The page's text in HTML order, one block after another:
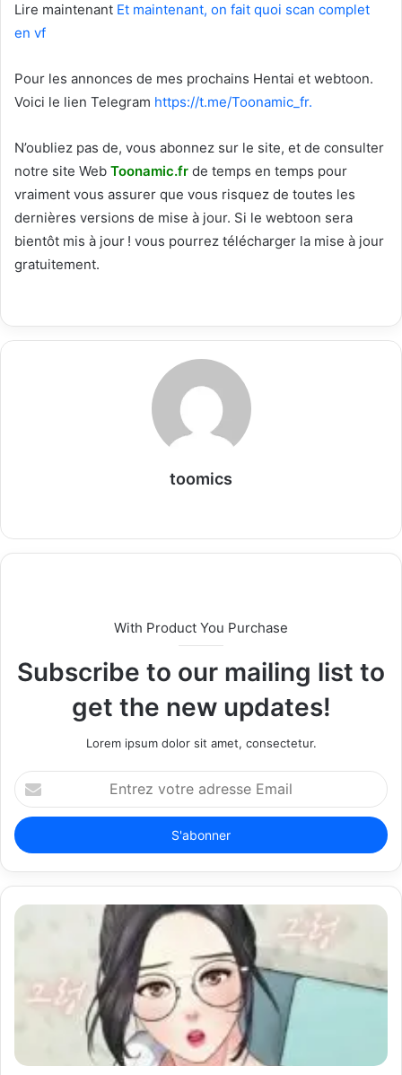
Lire maintenant Et maintenant, on fait quoi scan complet
en vf
Pour les annonces de mes prochains Hentai et webtoon.
Voici le lien Telegram https://t.me/Toonamic_fr.
N’oubliez pas de, vous abonnez sur le site, et de consulter
notre site Web Toonamic.fr de temps en temps pour
vraiment vous assurer que vous risquez de toutes les
dernières versions de mise à jour. Si le webtoon sera
bientôt mis à jour ! vous pourrez télécharger la mise à jour
gratuitement.
toomics
b
e
With Product You Purchase
Subscribe to our mailing list to
get the new updates!
Lorem ipsum dolor sit amet, consectetur.
E
n
r
z
o
s